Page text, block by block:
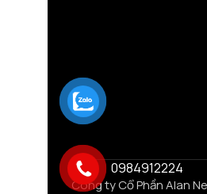
Công ty Cổ Phần Alan
0984912224